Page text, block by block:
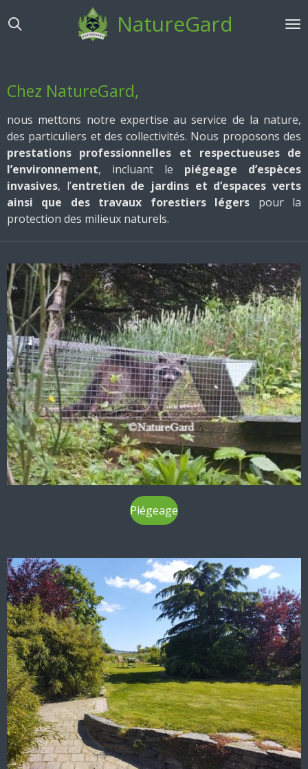
au
NatureGard
Chez NatureGard,
nous mettons notre expertise au service de la nature,
des particuliers et des collectivités. Nous proposons des
prestations professionnelles et respectueuses de
l’environnement, incluant le piégeage d’espèces
invasives, l’entretien de jardins et d’espaces verts
ainsi que des travaux forestiers légers pour la
protection des milieux naturels.
Piégeage